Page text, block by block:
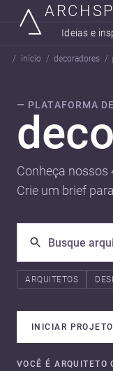
Ideias e
início decoradores
— PLATAFORMA
Conheça nossos
Crie um brief
ARQUITETOS
INICIAR PROJETO
VOCÊ É ARQUITETO